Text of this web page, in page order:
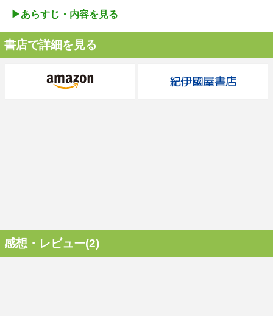
▶︎あらすじ・内容を見る
書店で詳細を見る
感想・レビュー(2)